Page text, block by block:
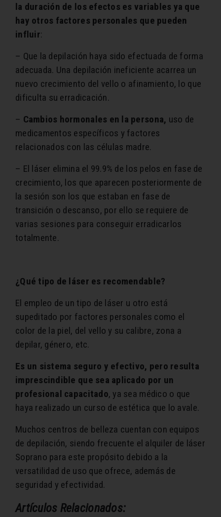
la duración de los efectos es variables ya que
hay otros factores personales que pueden
influir:
– Que la depilación haya sido efectuada de forma
adecuada. Una depilación ineficiente acarrea un
nuevo crecimiento del vello o afinamiento, lo que
dificulta su erradicación.
– Cambios hormonales en la persona, uso de
medicamentos específicos y factores
relacionados con las células madre.
– El láser elimina el 99.9% de los pelos en fase de
crecimiento, los que aparecen posteriormente de
la sesión son los que estaban en fase de
transición o descanso, por ello se requiere de
varias sesiones para conseguir erradicarlos
totalmente.
¿Qué tipo de láser es recomendable?
El empleo de un tipo de láser u otro está
supeditado por factores personales como el
color de la piel, del vello y su calibre, zona a
depilar, género, etc.
Es un sistema seguro y efectivo, pero resulta
imprescindible que sea aplicado por un
profesional capacitado, ya sea médico o que
haya realizado un curso de estética que lo avale.
Muchos centros de belleza cuentan con equipos
de depilación, siendo frecuente el alquiler de láser
Soprano para este propósito debido a la
versatilidad de uso que ofrece, además de
seguridad y efectividad.
Artículos Relacionados: